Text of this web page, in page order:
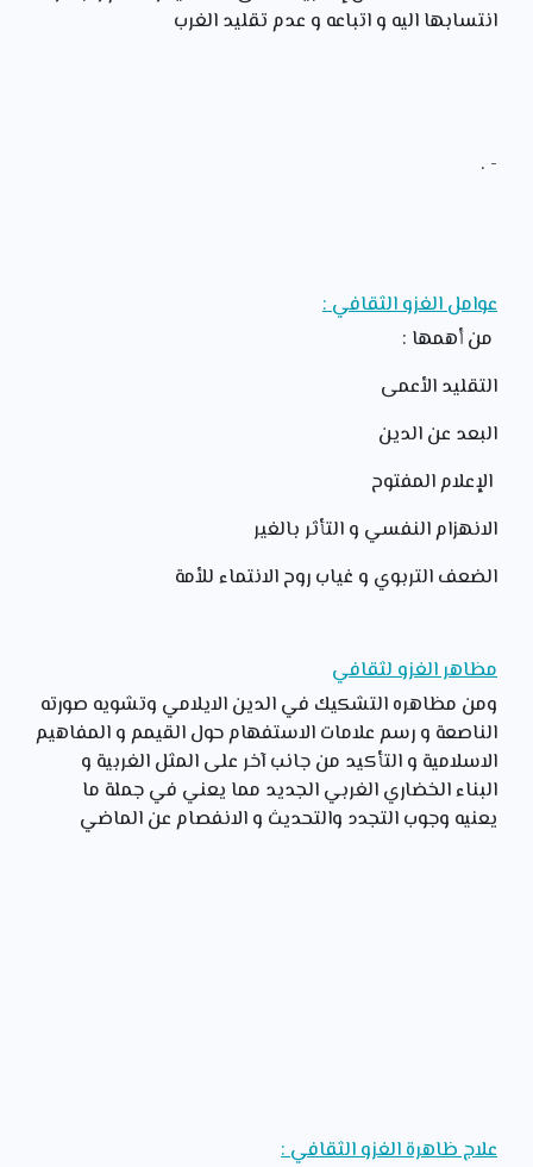
انتسابها اليه و اتباعه و عدم تقليد الغرب
- .
عوامل الغزو الثقافي :
من أهمها :
التقليد الأعمى
البعد عن الدين
الإعلام المفتوح
الانهزام النفسي و التأثر بالغير
الضعف التربوي و غياب روح الانتماء للأمة
مظاهر الغزو لثقافي
ومن مظاهره التشكيك في الدين الايلامي وتشويه صورته
الناصعة و رسم علامات الاستفهام حول القيمم و المفاهيم
الاسلامية و التأكيد من جانب آخر على المثل الغربية و
البناء الخضاري الغربي الجديد مما يعني في جملة ما
يعنيه وجوب التجدد والتحديث و الانفصام عن الماضي
علاج ظاهرة الغزو الثقافي :